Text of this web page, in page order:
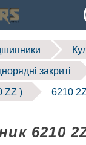
закриті
ZZ ) 6210
6210